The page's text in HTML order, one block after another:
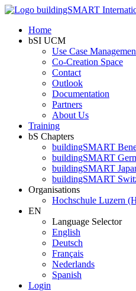
Home
bSI UCM
Use Case
Co-Creation Space
Contact
Outlook
Documentation
Partners
About Us
Training
bS Chapters
buildingSMART
buildingSMART
buildingSMART
buildingSMART
Organisations
Hochschule Luzern
EN
Language Selector
English
Deutsch
Français
Nederlands
Spanish
Login